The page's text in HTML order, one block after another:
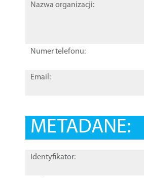
Nazwa organizacji:
Numer telefonu:
Email:
METADANE:
Identyfikator: